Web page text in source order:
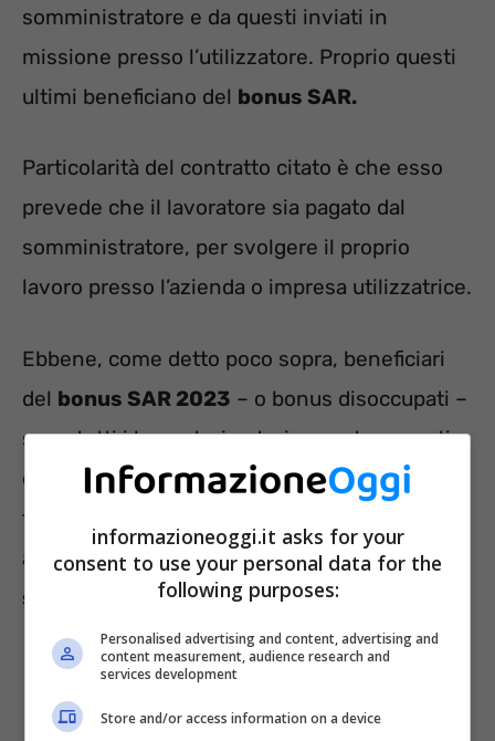
somministratore e da questi inviati in
missione presso l’utilizzatore. Proprio questi
ultimi beneficiano del bonus SAR.
Particolarità del contratto citato è che esso
prevede che il lavoratore sia pagato dal
somministratore, per svolgere il proprio
lavoro presso l’azienda o impresa utilizzatrice.
Ebbene, come detto poco sopra, beneficiari
del bonus SAR 2023 – o bonus disoccupati –
sono tutti i lavoratori anteriormente assunti
con uno o più contratti in somministrazione a
tempo determinato o indeterminato, anche in
apprendistato, che sono al momento in uno
stato di disoccupazione.
informazioneoggi.it asks for your
consent to use your personal data for the
following purposes:
Personalised advertising and content, advertising and
content measurement, audience research and
services development
Store and/or access information on a device